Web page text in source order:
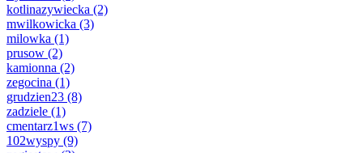
kotlinazywiecka (2)
mwilkowicka (3)
milowka (1)
prusow (2)
kamionna (2)
zegocina (1)
grudzien23 (8)
zadziele (1)
cmentarz1ws (7)
102wyspy (9)